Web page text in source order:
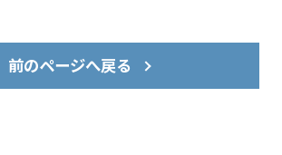
前のページへ戻る